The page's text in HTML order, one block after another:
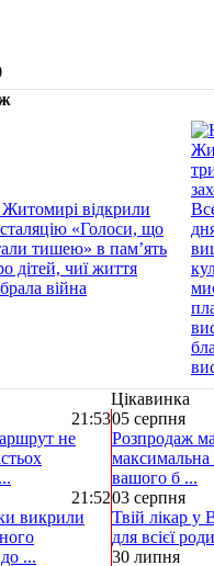
відкрили
«Голоси, що
тишею» в пам’ять
дітей, чиї життя
війна
Цікавинка
21:53
не
21:52
викрили
...
05 серпня
Розпродаж
максимальна
вашого б ...
03 серпня
Твій лікар у
для всієї
30 липня